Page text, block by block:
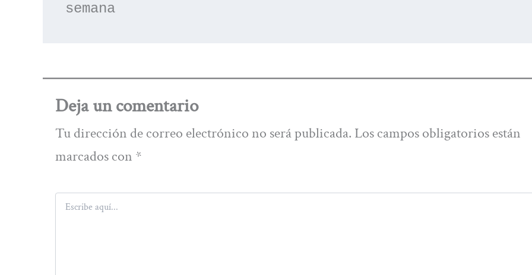
semana
Deja un comentario
Tu dirección de correo electrónico no será publicada. Los campos obligatorios están
marcados con *
Escribe
aquí...